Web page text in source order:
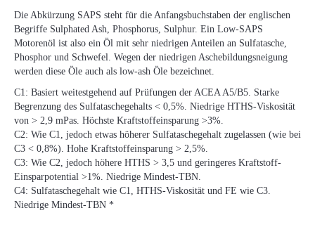
Die Abkürzung SAPS steht für die Anfangsbuchstaben der englischen
Begriffe Sulphated Ash, Phosphorus, Sulphur. Ein Low-SAPS
Motorenöl ist also ein Öl mit sehr niedrigen Anteilen an Sulfatasche,
Phosphor und Schwefel. Wegen der niedrigen Aschebildungsneigung
werden diese Öle auch als low-ash Öle bezeichnet.
C1: Basiert weitestgehend auf Prüfungen der ACEA A5/B5. Starke
Begrenzung des Sulfataschegehalts < 0,5%. Niedrige HTHS-Viskosität
von > 2,9 mPas. Höchste Kraftstoffeinsparung >3%.
C2: Wie C1, jedoch etwas höherer Sulfataschegehalt zugelassen (wie bei
C3 < 0,8%). Hohe Kraftstoffeinsparung > 2,5%.
C3: Wie C2, jedoch höhere HTHS > 3,5 und geringeres Kraftstoff-
Einsparpotential >1%. Niedrige Mindest-TBN.
C4: Sulfataschegehalt wie C1, HTHS-Viskosität und FE wie C3.
Niedrige Mindest-TBN *